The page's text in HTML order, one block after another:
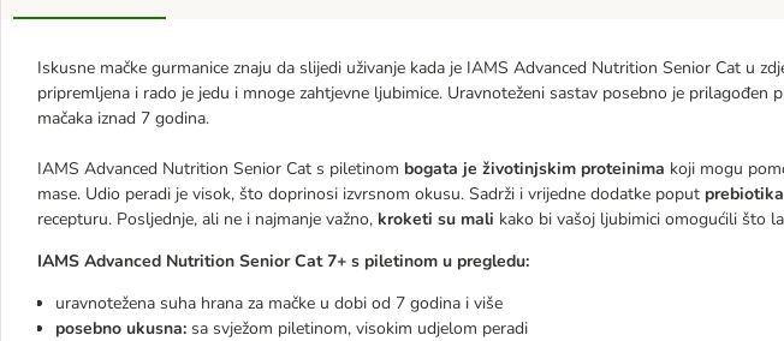
Iskusne mačke gurmanice znaju da slijedi uživanje kada je IAMS Advanced Nutrition Senior Cat u
pripremljena i rado je jedu i mnoge zahtjevne ljubimice. Uravnoteženi sastav posebno je prilagođen
mačaka iznad 7 godina.
IAMS Advanced Nutrition Senior Cat s piletinom bogata je životinjskim proteinima koji mogu
mase. Udio peradi je visok, što doprinosi izvrsnom okusu. Sadrži i vrijedne dodatke poput
recepturu. Posljednje, ali ne i najmanje važno, kroketi su mali kako bi vašoj ljubimici omogućili što
IAMS Advanced Nutrition Senior Cat 7+ s piletinom u pregledu:
uravnotežena suha hrana za mačke u dobi od 7 godina i više
posebno ukusna: sa svježom piletinom, visokim udjelom peradi